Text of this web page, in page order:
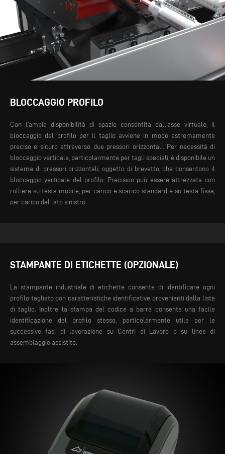
BLOCCAGGIO PROFILO
Con l’ampia disponibilità di spazio consentita dall’asse virtuale, il
bloccaggio del profilo per il taglio avviene in modo estremamente
preciso e sicuro attraverso due pressori orizzontali. Per necessità di
bloccaggio verticale, particolarmente per tagli speciali, è disponibile un
sistema di pressori orizzontali, oggetto di brevetto, che consentono il
bloccaggio verticale del profilo.
Precision può essere attrezzata con
rulliera su testa mobile, per carico e scarico standard e su testa fissa,
per carico dal lato sinistro.
STAMPANTE DI ETICHETTE (OPZIONALE)
La stampante industriale di etichette consente di identificare ogni
profilo tagliato con caratteristiche identificative provenienti dalla lista
di taglio. Inoltre la stampa del codice a barre consente una facile
identificazione del profilo stesso, particolarmente utile per le
successive fasi di lavorazione su Centri di Lavoro o su linee di
assemblaggio assistito.